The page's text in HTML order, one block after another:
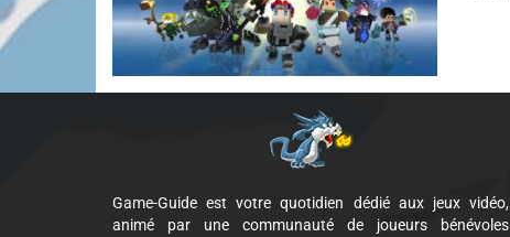
Game-Guide est votre quotidien dédié aux jeux vidéo,
animé par une communauté de joueurs bénévoles